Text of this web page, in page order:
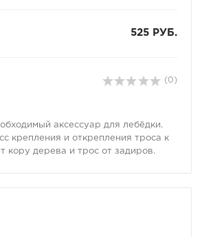
525 РУБ.
(0)
аксессуар для лебёдки.
крепления и открепления троса к
кору дерева и трос от задиров.